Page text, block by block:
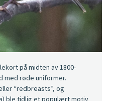
på midten av 1800-
med røde uniformer.
“redbreasts”, og